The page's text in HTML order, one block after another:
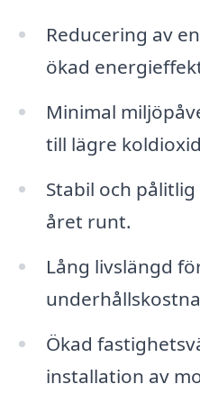
Reducering av
ökad
Minimal
till lägre
Stabil och
året runt.
Lång livslängd
Ökad
installation av